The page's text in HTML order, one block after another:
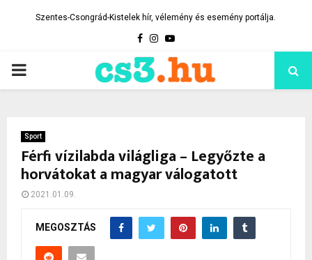
Szentes-Csongrád-Kistelek hír, vélemény és esemény portálja.
Facebook
Instagram
Youtube
PRIMARY
Sport
Férfi vízilabda világliga – Legyőzte a
horvátokat a magyar válogatott
2021.01.09.
MEGOSZTÁS